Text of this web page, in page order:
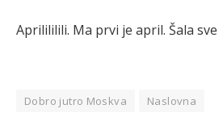
Aprilililili. Ma prvi je april. Šala sve
Dobro jutro Moskva Naslovna